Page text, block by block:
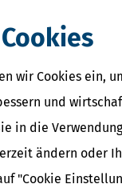
wir Cookies ein,
und
in die
ändern oder
"Cookie
Gewerbebetrieb
gegenüber dem
für
Nummer 3 ist in den
die